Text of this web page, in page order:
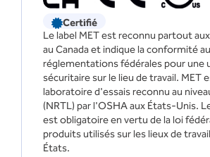
Certifié
Le label MET est reconnu partout
au Canada et indique la conformité
réglementations fédérales pour une
sécuritaire sur le lieu de travail. MET
laboratoire d'essais reconnu au
(NRTL) par l'OSHA aux États-Unis.
est obligatoire en vertu de la loi
produits utilisés sur les lieux de
États.